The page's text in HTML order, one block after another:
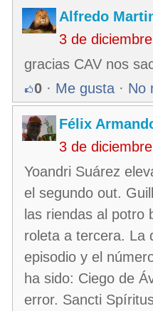
Alfredo
3 de
gracias CAV nos
0 · Me gusta · No
Félix
3 de
Yoandri Suárez
el segundo out.
las riendas al potro
roleta a tercera. La
episodio y el
ha sido: Ciego de
error. Sancti